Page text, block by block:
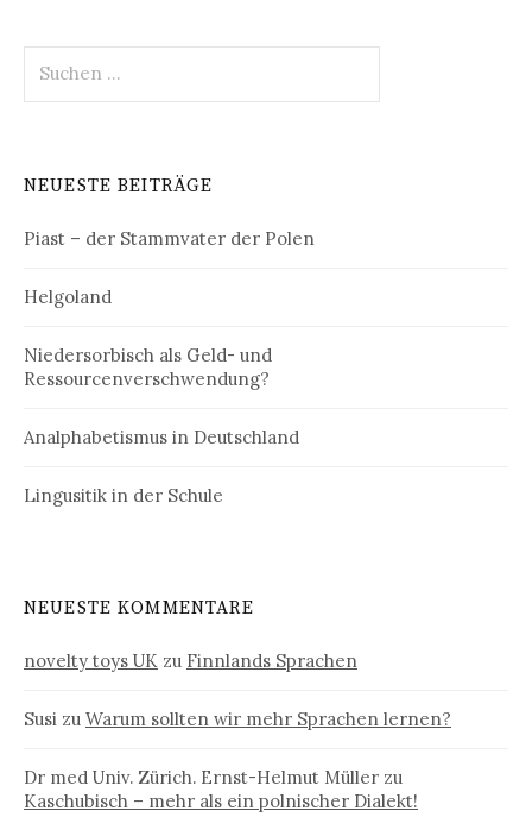
nach:
NEUESTE BEITRÄGE
Piast – der Stammvater der Polen
Helgoland
Niedersorbisch als Geld- und
Ressourcenverschwendung?
Analphabetismus in Deutschland
Lingusitik in der Schule
NEUESTE KOMMENTARE
novelty toys UK zu Finnlands Sprachen
Susi zu Warum sollten wir mehr Sprachen lernen?
Dr med Univ. Zürich. Ernst-Helmut Müller zu
Kaschubisch – mehr als ein polnischer Dialekt!